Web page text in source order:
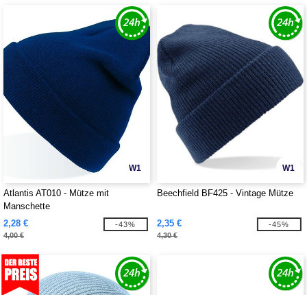
W1
Atlantis AT010 - Mütze mit
Manschette
2,28 €
4,00 €
-43%
W1
Beechfield BF425 - Vintage Mütze
2,35 €
4,30 €
-45%